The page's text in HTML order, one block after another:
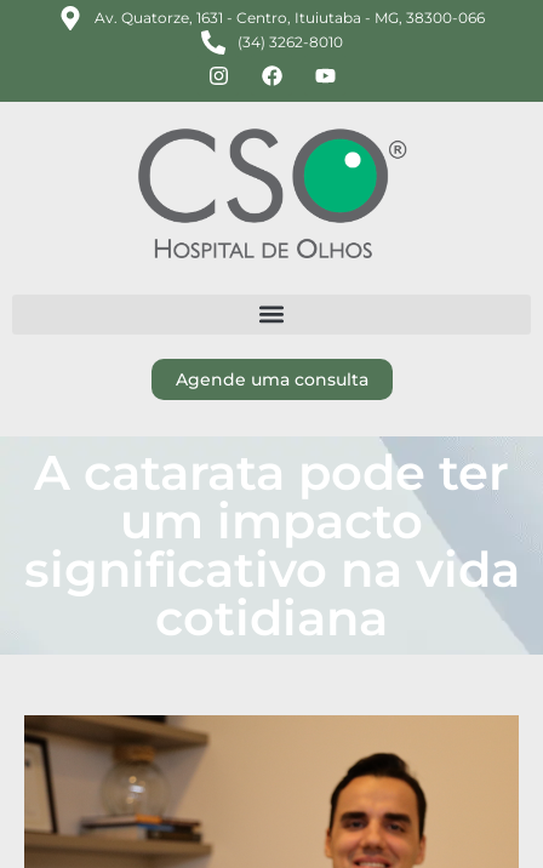
Av. Quatorze, 1631 - Centro, Ituiutaba - MG, 38300-066
(34) 3262-8010
Agende uma consulta
A catarata pode ter
um impacto
significativo na vida
cotidiana